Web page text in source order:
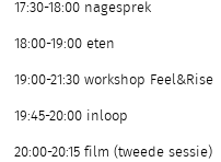
17:30-18:00 nagesprek
18:00-19:00 eten
19:00-21:30 workshop Feel&Rise
19:45-20:00 inloop
20:00-20:15 film (tweede sessie)